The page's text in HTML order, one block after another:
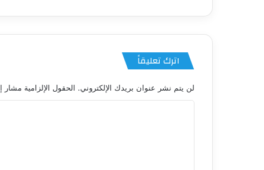
اترك تعليقاً
لن يتم نشر عنوان بريدك الإلكتروني. الحقول الإلزامية مشار